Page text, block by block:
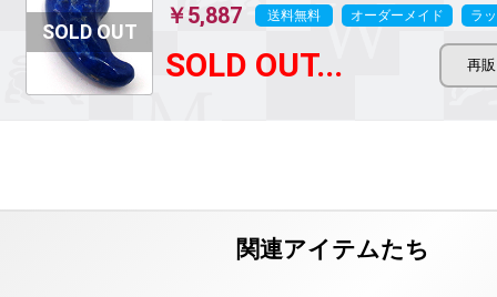
￥5,887 送料無料 オーダーメイド ラ
SOLD OUT...